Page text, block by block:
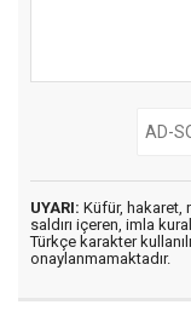
UYARI: Küfür, hakaret,
saldırı içeren, imla
Türkçe karakter
onaylanmamaktadır.